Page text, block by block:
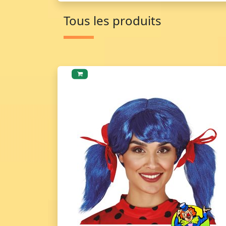
Tous les produits